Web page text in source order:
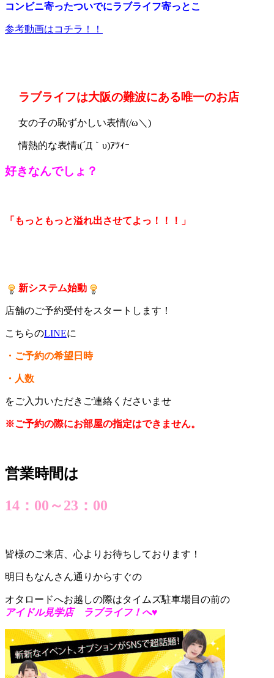
コンビニ寄ったついでにラブライフ寄っとこ
参考動画はコチラ！！
ラブライフは大阪の難波にある唯一のお店
女の子の恥ずかしい表情(/ω＼)
情熱的な表情ι(´Д｀υ)ｱﾂｨｰ
好きなんでしょ？
「もっともっと溢れ出させてよっ！！！」
新システム始動
店舗のご予約受付をスタートします！
こちらのLINEに
・ご予約の希望日時
・人数
をご入力いただきご連絡くださいませ
※ご予約の際にお部屋の指定はできません。
営業時間は
14：00～23：00
皆様のご来店、心よりお待ちしております！
明日もなんさん通りからすぐの
オタロードへお越しの際はタイムズ駐車場目の前の
アイドル見学店 ラブライフ！へ♥